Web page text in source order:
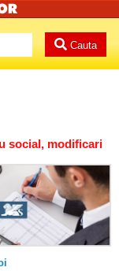
Cauta
social, modificari